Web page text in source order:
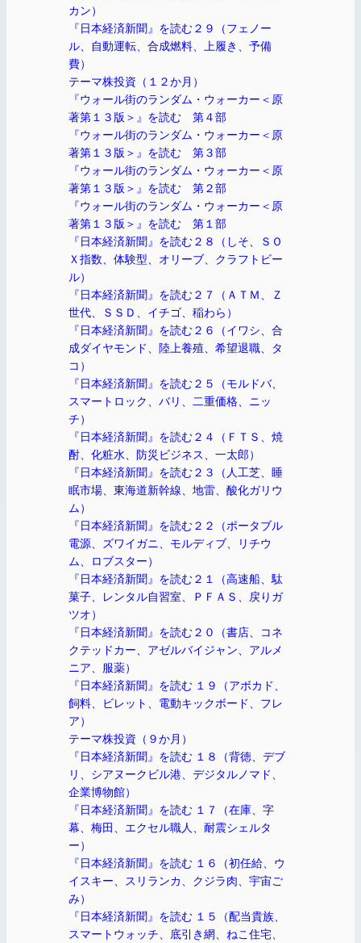
カン）
『日本経済新聞』を読む２９（フェノー
ル、自動運転、合成燃料、上履き、予備
費）
テーマ株投資（１２か月）
『ウォール街のランダム・ウォーカー＜原
著第１３版＞』を読む 第４部
『ウォール街のランダム・ウォーカー＜原
著第１３版＞』を読む 第３部
『ウォール街のランダム・ウォーカー＜原
著第１３版＞』を読む 第２部
『ウォール街のランダム・ウォーカー＜原
著第１３版＞』を読む 第１部
『日本経済新聞』を読む２８（しそ、ＳＯ
Ｘ指数、体験型、オリーブ、クラフトビー
ル）
『日本経済新聞』を読む２７（ＡＴＭ、Ｚ
世代、ＳＳＤ、イチゴ、稲わら）
『日本経済新聞』を読む２６（イワシ、合
成ダイヤモンド、陸上養殖、希望退職、タ
コ）
『日本経済新聞』を読む２５（モルドバ、
スマートロック、バリ、二重価格、ニッ
チ）
『日本経済新聞』を読む２４（ＦＴＳ、焼
酎、化粧水、防災ビジネス、一太郎）
『日本経済新聞』を読む２３（人工芝、睡
眠市場、東海道新幹線、地雷、酸化ガリウ
ム）
『日本経済新聞』を読む２２（ポータブル
電源、ズワイガニ、モルディブ、リチウ
ム、ロブスター）
『日本経済新聞』を読む２１（高速船、駄
菓子、レンタル自習室、ＰＦＡＳ、戻りガ
ツオ）
『日本経済新聞』を読む２０（書店、コネ
クテッドカー、アゼルバイジャン、アルメ
ニア、服薬）
『日本経済新聞』を読む １９（アボカド、
飼料、ビレット、電動キックボード、フレ
ア）
テーマ株投資（９か月）
『日本経済新聞』を読む １８（背徳、デブ
リ、シアヌークビル港、デジタルノマド、
企業博物館）
『日本経済新聞』を読む １７（在庫、字
幕、梅田、エクセル職人、耐震シェルタ
ー）
『日本経済新聞』を読む １６（初任給、ウ
イスキー、スリランカ、クジラ肉、宇宙ご
み）
『日本経済新聞』を読む １５（配当貴族、
スマートウォッチ、底引き網、ねこ住宅、